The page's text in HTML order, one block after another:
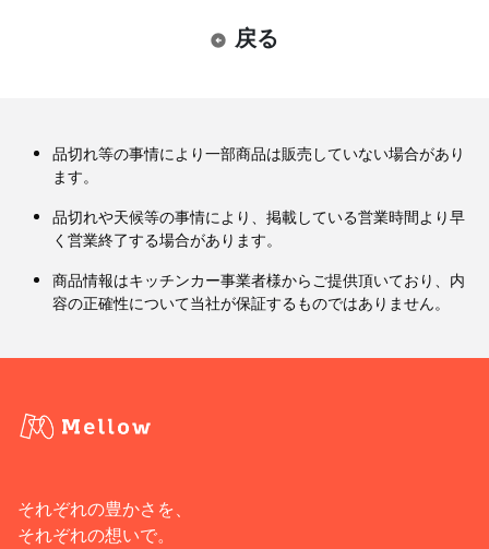
戻る
品切れ等の事情により一部商品は販売していない場合があり
ます。
品切れや天候等の事情により、掲載している営業時間より早
く営業終了する場合があります。
商品情報はキッチンカー事業者様からご提供頂いており、内
容の正確性について当社が保証するものではありません。
それぞれの豊かさを、
それぞれの想いで。